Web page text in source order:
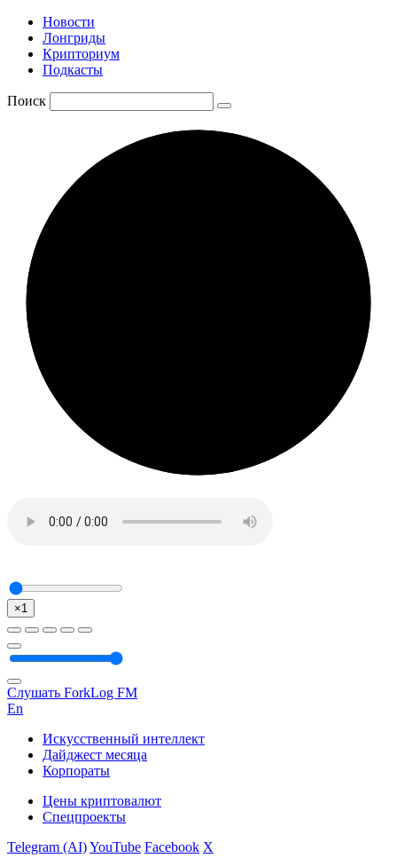
Новости
Лонгриды
Крипториум
Подкасты
Поиск
×1
Слушать ForkLog FM
En
Искусственный интеллект
Дайджест месяца
Корпораты
Цены криптовалют
Спецпроекты
Telegram (AI)YouTube Facebook X